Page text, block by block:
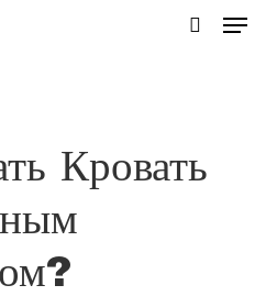
Menu
Кровать